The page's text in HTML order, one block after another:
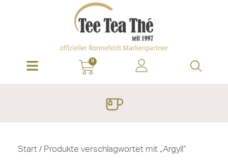
0
Start / Produkte verschlagwortet mit „Argyll“